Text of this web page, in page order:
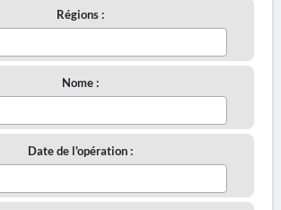
Régions :
Nome :
Date de l'opération :